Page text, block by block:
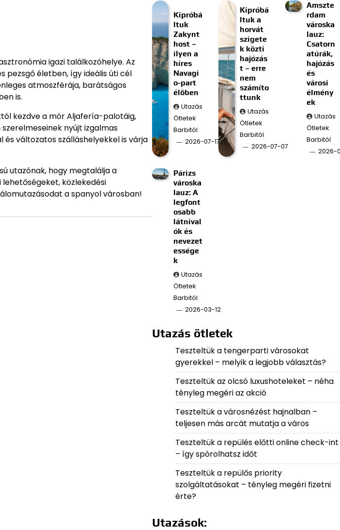
igazi találkozóhelye. Az
pezsgő életben, így ideális úti cél
atmoszférája, barátságos
is.
kezdve a mór Aljafería-palotáig,
nyújt izgalmas
változatos szálláshelyekkel is várja
utazónak, hogy megtalálja a
közlekedési
a spanyol városban!
Kipróbá
ltuk
Zakynt
host –
ilyen a
híres
Navagi
o-part
élőben
Utazás
Ötletek
Barbitól
2026-07-17
Kipróbá
ltuk a
horvát
szigete
k közti
hajózás
t – erre
nem
számíto
ttunk
Utazás
Ötletek
Barbitól
2026-07-07
Amszte
rdam
városka
lauz:
Csatorn
atúrák,
hajózás
és
városi
élmény
ek
Utazás
Ötletek
Barbitól
2026-
Párizs
városka
lauz: A
legfont
osabb
látnival
ók és
nevezet
essége
k
Utazás
Ötletek
Barbitól
2026-03-12
Utazás ötletek
Teszteltük a tengerparti városokat
gyerekkel – melyik a legjobb választás?
Teszteltük az olcsó luxushoteleket – néha
tényleg megéri az akció
Teszteltük a városnézést hajnalban –
teljesen más arcát mutatja a város
Teszteltük a repülés előtti online check-int
– így spórolhatsz időt
Teszteltük a repülős priority
szolgáltatásokat – tényleg megéri fizetni
érte?
Utazások: